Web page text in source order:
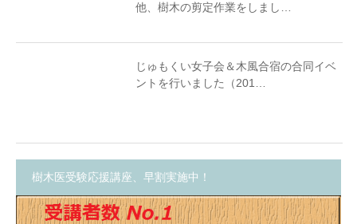
他、樹木の剪定作業をしまし…
じゅもくい女子会＆木風合宿の合同イベ
ントを行いました（201…
樹木医受験応援講座、早割実施中！